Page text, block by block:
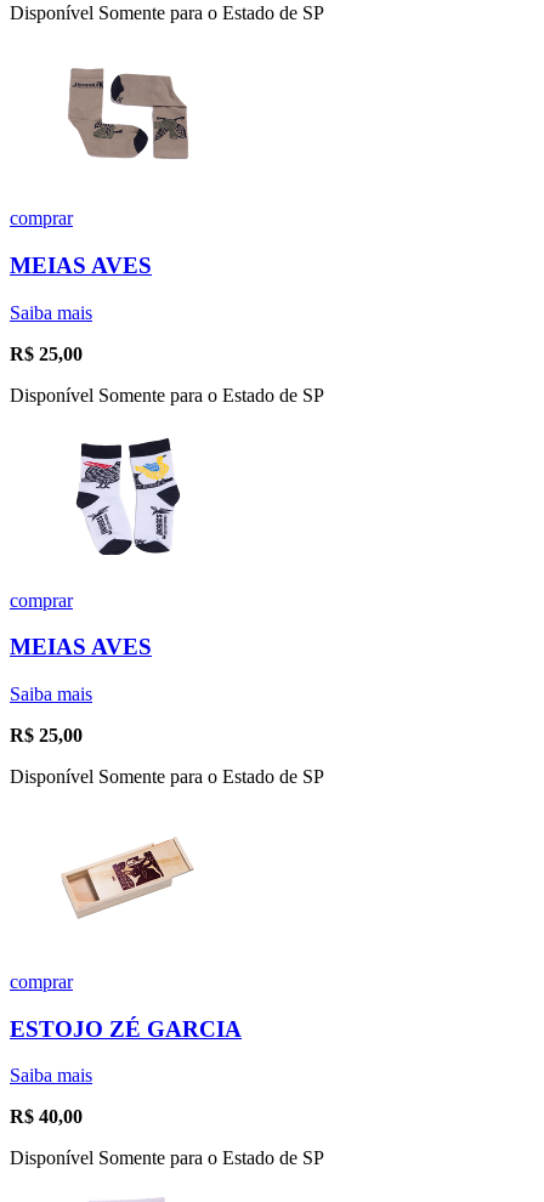
Disponível Somente para o Estado de SP
comprar
MEIAS AVES
Saiba mais
R$ 25,00
Disponível Somente para o Estado de SP
comprar
MEIAS AVES
Saiba mais
R$ 25,00
Disponível Somente para o Estado de SP
comprar
ESTOJO ZÉ GARCIA
Saiba mais
R$ 40,00
Disponível Somente para o Estado de SP